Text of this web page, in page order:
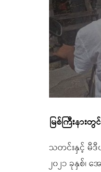
မြစ်ကြီးနာ
သတင်းနှင့် မီ
၂၀၂၁ ခုနှစ်